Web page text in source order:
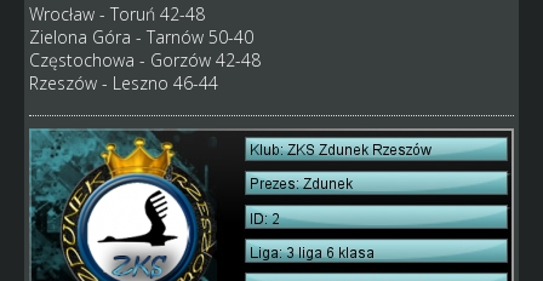
Wrocław - Toruń 42-48
Zielona Góra - Tarnów 50-40
Częstochowa - Gorzów 42-48
Rzeszów - Leszno 46-44